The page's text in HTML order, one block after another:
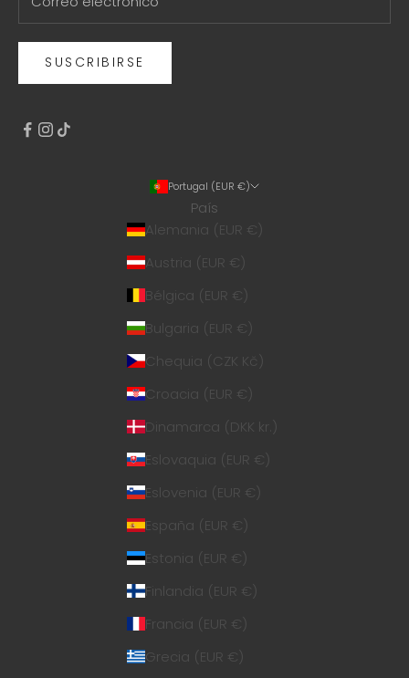
SUSCRIBIRSE
Portugal (EUR €)
País
Alemania (EUR €)
Austria (EUR €)
Bélgica (EUR €)
Bulgaria (EUR €)
Chequia (CZK Kč)
Croacia (EUR €)
Dinamarca (DKK kr.)
Eslovaquia (EUR €)
Eslovenia (EUR €)
España (EUR €)
Estonia (EUR €)
Finlandia (EUR €)
Francia (EUR €)
Grecia (EUR €)